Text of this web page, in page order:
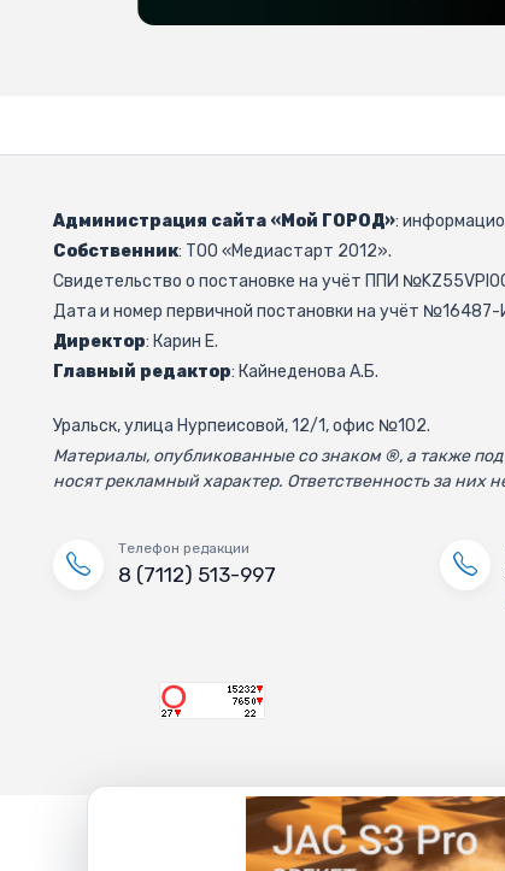
Администрация сайта «Мой ГОРОД»:
Собственник: ТОО «Медиастарт 2012».
Свидетельство о постановке на учёт ППИ
Дата и номер первичной постановки на учёт №16487-
Директор: Карин Е.
Главный редактор: Кайнеденова А.Б.
Уральск, улица Нурпеисовой, 12/1, офис №102.
Материалы, опубликованные со знаком ®, а также
носят рекламный характер. Ответственность за них
Телефон редакции
8 (7112) 513-997